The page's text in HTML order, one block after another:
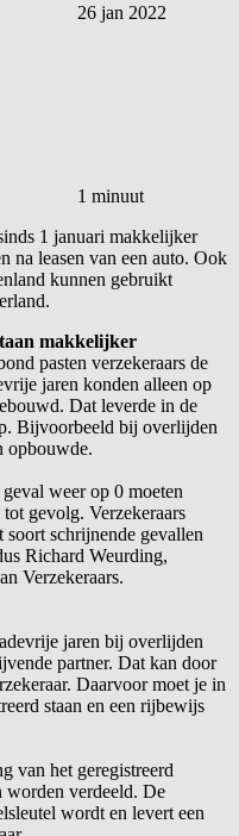
26 jan 2022
1 minuut
1 januari makkelijker
na leasen van een auto. Ook
kunnen gebruikt
makkelijker
pasten verzekeraars de
jaren konden alleen op
Dat leverde in de
Bijvoorbeeld bij overlijden
opbouwde.
weer op 0 moeten
gevolg. Verzekeraars
schrijnende gevallen
Richard Weurding,
Verzekeraars.
jaren bij overlijden
partner. Dat kan door
Daarvoor moet je in
staan en een rijbewijs
van het geregistreerd
worden verdeeld. De
wordt en levert een